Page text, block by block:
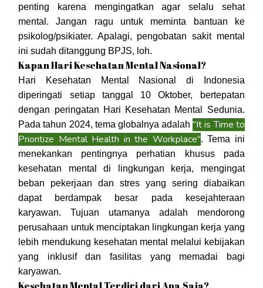
penting karena mengingatkan agar selalu sehat
mental. Jangan ragu untuk meminta bantuan ke
psikolog/psikiater. Apalagi, pengobatan sakit mental
ini sudah ditanggung BPJS, loh.
Kapan Hari Kesehatan Mental Nasional?
Hari Kesehatan Mental Nasional di Indonesia
diperingati setiap tanggal 10 Oktober, bertepatan
dengan peringatan Hari Kesehatan Mental Sedunia.
Pada tahun 2024, tema globalnya adalah"It is Time to
Prioritize Mental Health in the Workplace". Tema ini
menekankan pentingnya perhatian khusus pada
kesehatan mental di lingkungan kerja, mengingat
beban pekerjaan dan stres yang sering diabaikan
dapat berdampak besar pada kesejahteraan
karyawan. Tujuan utamanya adalah mendorong
perusahaan untuk menciptakan lingkungan kerja yang
lebih mendukung kesehatan mental melalui kebijakan
yang inklusif dan fasilitas yang memadai bagi
karyawan.